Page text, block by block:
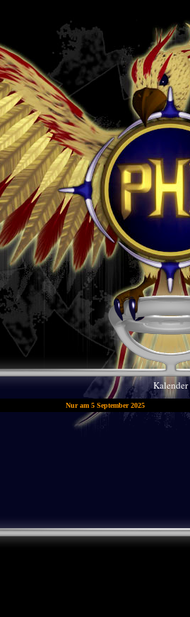
Kalender
Nur am 5 September 2025